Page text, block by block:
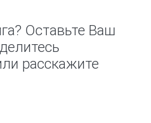
Оставьте Ваш
расскажите